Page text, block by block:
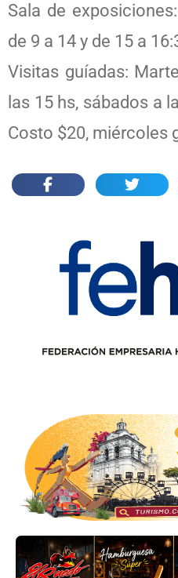
Sala de
de 9 a 14 y de 15 a
Visitas guíadas:
las 15 hs, sábados a
Costo $20, miércoles